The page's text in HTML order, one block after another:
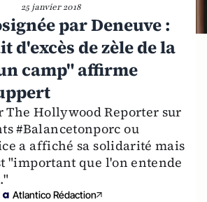
25 janvier 2018
par Deneuve :
d'excès de zèle de la
camp" affirme
The Hollywood Reporter sur
#Balancetonporc ou
a affiché sa solidarité mais
"important que l'on entende
Atlantico Rédaction